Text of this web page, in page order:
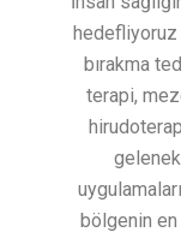
bırakma
terapi,
bölgenin en